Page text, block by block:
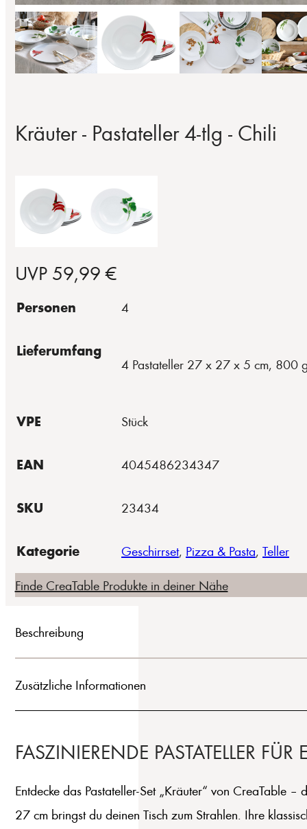
Kräuter - Pastateller 4-tlg - Chili
UVP 59,99 €
Personen 4
Lieferumfang
4 Pastateller 27 x 27 x 5 cm, 800
VPE Stück
EAN 4045486234347
SKU 23434
Kategorie Geschirrset, Pizza & Pasta, Teller
Finde CreaTable Produkte in deiner Nähe
Beschreibung
Zusätzliche Informationen
FASZINIERENDE PASTATELLER
Entdecke das Pastateller-Set „Kräuter“ von CreaTable
27 cm bringst du deinen Tisch zum Strahlen. Ihre